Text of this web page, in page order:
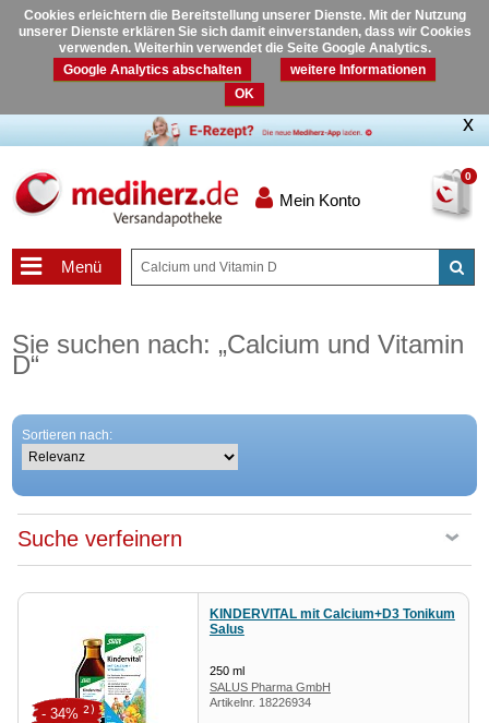
Cookies erleichtern die Bereitstellung unserer Dienste. Mit der Nutzung
unserer Dienste erklären Sie sich damit einverstanden, dass wir Cookies
verwenden. Weiterhin verwendet die Seite Google Analytics.
Google Analytics abschalten
weitere Informationen
OK
0
Mein Konto
Menü
Sie suchen nach: „Calcium und Vitamin
D“
Sortieren nach:
Suche verfeinern
KINDERVITAL mit Calcium+D3 Tonikum
Salus
250 ml
SALUS Pharma GmbH
Artikelnr. 18226934
- 34%2)